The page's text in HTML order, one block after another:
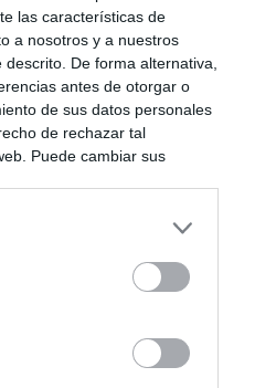
las características de
a nosotros y a nuestros
De forma alternativa,
antes de otorgar o
de sus datos personales
de rechazar tal
Puede cambiar sus